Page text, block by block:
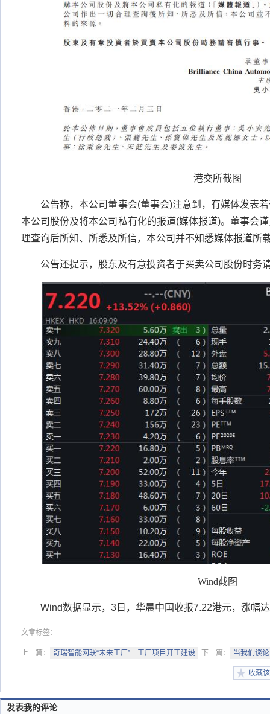
港交所截图
公告称，本公司董事会(董事会)注意到，有媒体发表若
本公司股份及将本公司私有化的报道(媒体报道)。董事会
理查询后所知、所悉及所信，本公司并不知悉媒体报道所
公告还提示，股东及有意投资者于买卖公司股份时务
Wind截图
Wind数据显示，3日，华晨中国收报7.22港元，涨幅达
文章标签：
上一篇： 奇瑞智能网联“未来工厂”一工厂项目开工建设 下一篇： 当我们谈
收藏
发表我的评论